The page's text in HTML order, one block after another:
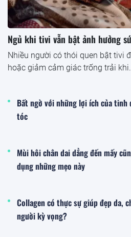
Ngủ khi tivi vẫn bật ảnh hưởng
Nhiều người có thói quen bật tivi
hoặc giảm cảm giác trống trải
Bất ngờ với những lợi ích của tinh
tóc
Mùi hôi chân dai dẳng đến mấy
dụng những mẹo này
Collagen có thực sự giúp đẹp da,
người kỳ vọng?